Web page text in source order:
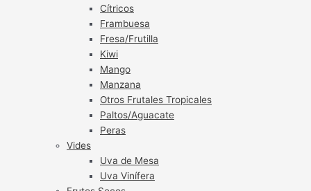
Cítricos
Frambuesa
Fresa/Frutilla
Kiwi
Mango
Manzana
Otros Frutales Tropicales
Paltos/Aguacate
Peras
Vides
Uva de Mesa
Uva Vinífera